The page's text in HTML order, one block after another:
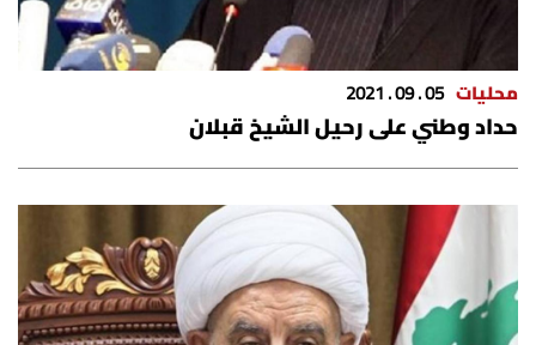
محليات 05 . 09 . 2021
حداد وطني على رحيل الشيخ قبلان